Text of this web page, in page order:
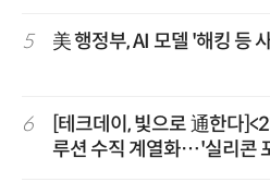
5 美 행정부, AI 모델 '해킹 등
6
[테크데이, 빛으로 通한다
루션 수직 계열화…'실리콘